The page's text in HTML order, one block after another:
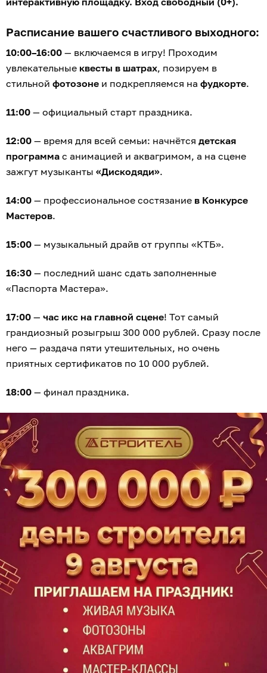
Расписание вашего счастливого выходного:
10:00–16:00 — включаемся в игру! Проходим
увлекательные квесты в шатрах, позируем в
стильной фотозоне и подкрепляемся на фудкорте.
11:00 — официальный старт праздника.
12:00 — время для всей семьи: начнётся детская
программа с анимацией и аквагримом, а на сцене
зажгут музыканты «Дискодяди».
14:00 — профессиональное состязание в Конкурсе
Мастеров.
15:00 — музыкальный драйв от группы «КТБ».
16:30 — последний шанс сдать заполненные
«Паспорта Мастера».
17:00 — час икс на главной сцене! Тот самый
грандиозный розыгрыш 300 000 рублей. Сразу после
него — раздача пяти утешительных, но очень
приятных сертификатов по 10 000 рублей.
18:00 — финал праздника.